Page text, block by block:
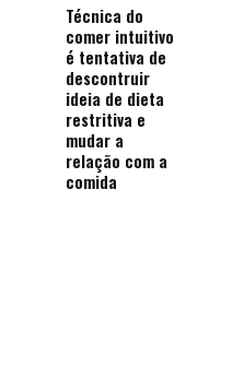
Técnica do
comer intuitivo
é tentativa de
descontruir
ideia de dieta
restritiva e
mudar a
relação com a
comida